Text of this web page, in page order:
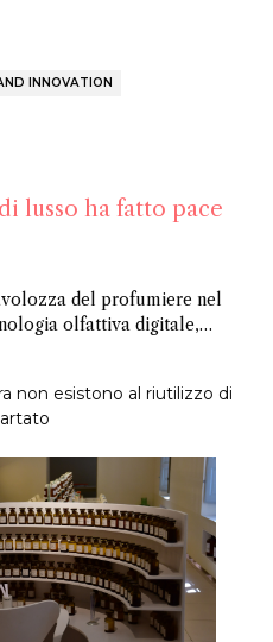
INNOVATION
lusso ha fatto pace
del profumiere nel
olfattiva digitale,
identifica le molecole
normalmente scarta.
stesso risultato: un
non esistono al riutilizzo di